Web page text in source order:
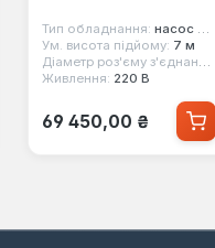
Тип обладнання: насос циркуляційний
Ум. висота підйому: 7 м
Діаметр роз'єму з'єднання:
Живлення: 220 В
Звичайна ціна:
69 450,00 ₴